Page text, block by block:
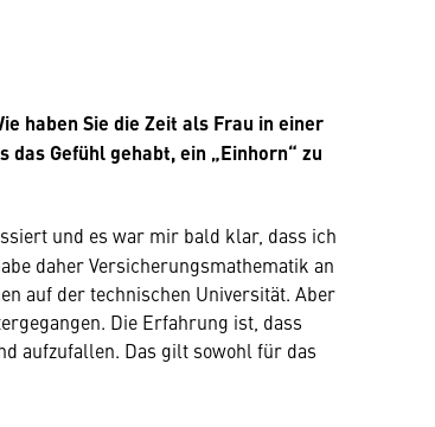
haben Sie die Zeit als Frau in einer
Gefühl gehabt, ein „Einhorn“ zu
und es war mir bald klar, dass ich
daher Versicherungsmathematik an
auf der technischen Universität. Aber
Die Erfahrung ist, dass
aufzufallen. Das gilt sowohl für das